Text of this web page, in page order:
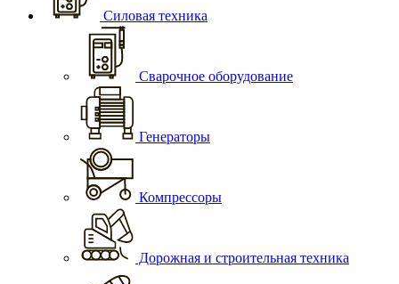
Силовая техника
Сварочное оборудование
Генераторы
Компрессоры
Дорожная и строительная техника